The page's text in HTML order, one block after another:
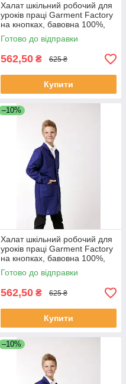
Халат шкільний робочий для
уроків праці Garment Factory
на кнопках, бавовна 100%,
колір синій, 42 розмір | Халат
на працю
Готово до відправки
562,50 ₴ 625 ₴
Купити
–10%
Халат шкільний робочий для
уроків праці Garment Factory
на кнопках, бавовна 100%,
колір синій, 46 розмір | Халат
на працю
Готово до відправки
562,50 ₴ 625 ₴
Купити
–10%